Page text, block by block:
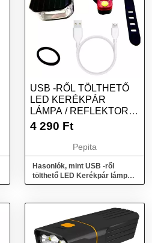
USB -RŐL TÖLTHETŐ
LED KERÉKPÁR
LÁMPA / REFLEKTOR
KÉSZLET ELSŐ + H...
4 290 Ft
Pepita
Hasonlók, mint USB -ről
tölthető LED Kerékpár lámpa /
reflektor készlet első + h...